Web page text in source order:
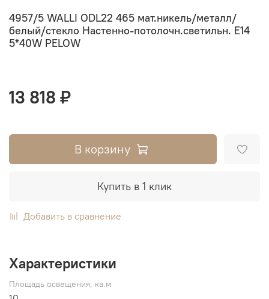
4957/5 WALLI ODL22 465 мат.никель/металл/
белый/стекло Настенно-потолочн.светильн. E14
5*40W PELOW
13 818 ₽
В корзину
Купить в 1 клик
Добавить в сравнение
Характеристики
Площадь освещения, кв.м